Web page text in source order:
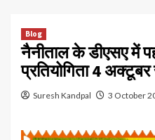
Blog
नैनीताल के डीएसए में
प्रतियोगिता 4 अक्टूबर
Suresh Kandpal 3 October